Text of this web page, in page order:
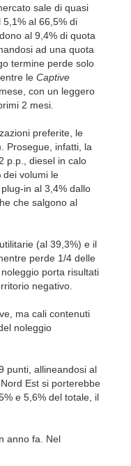
sale di quasi
5,1% al 66,5% di
al 9,4% di quota
ad una quota
termine perde solo
le Captive
con un leggero
2 mesi.
preferite, le
Prosegue, infatti, la
p.p., diesel in calo
dei volumi le
in al 3,4% dallo
che salgono al
(al 39,3%) e il
perde 1/4 delle
porta risultati
negativo.
ma cali contenuti
noleggio
punti, allineandosi al
Est si porterebbe
e 5,6% del totale, il
anno fa. Nel